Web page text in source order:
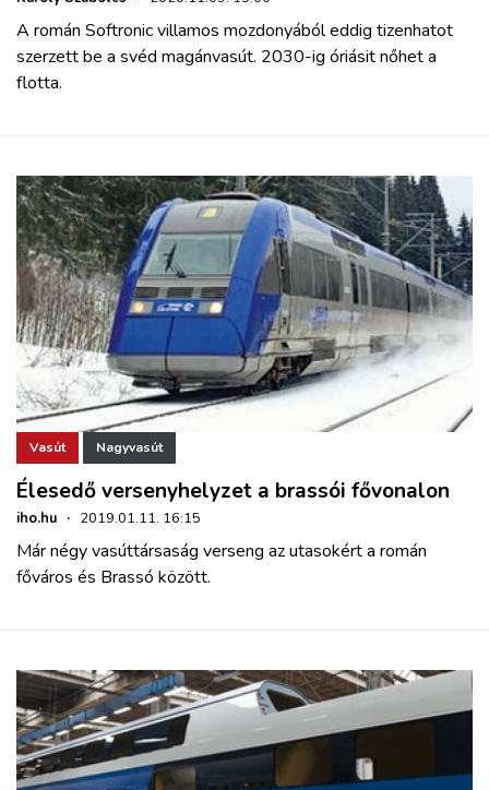
A román Softronic villamos mozdonyából eddig tizenhatot
szerzett be a svéd magánvasút. 2030-ig óriásit nőhet a
flotta.
Vasút Nagyvasút
Élesedő versenyhelyzet a brassói fővonalon
iho.hu · 2019.01.11. 16:15
Már négy vasúttársaság verseng az utasokért a román
főváros és Brassó között.